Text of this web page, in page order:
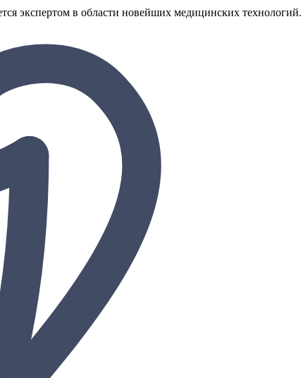
экспертом в области новейших медицинских технологий.